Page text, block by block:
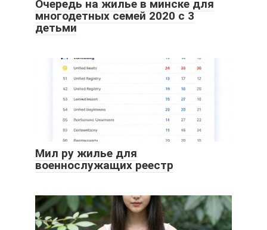
Очередь на жилье в минске для
многодетных семей 2020 с 3
детьми
Мил ру жилье для
военнослужащих реестр